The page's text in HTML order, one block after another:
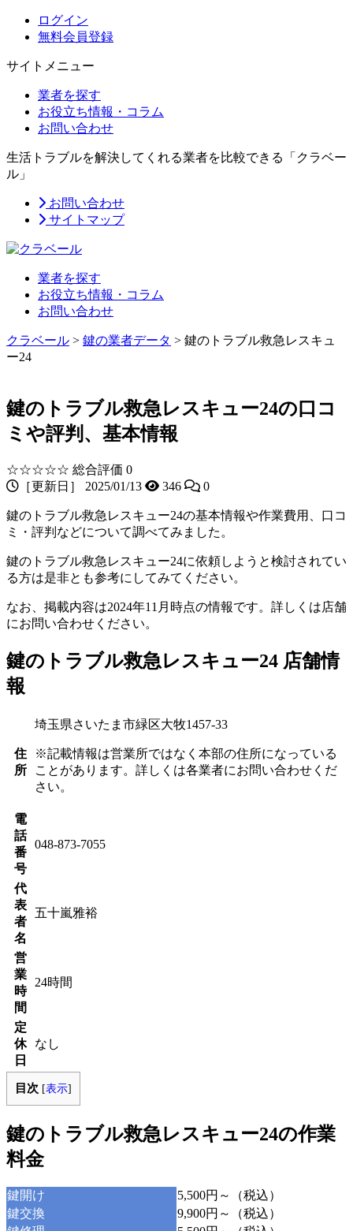
ログイン
無料会員登録
サイトメニュー
業者を探す
お役立ち情報・コラム
お問い合わせ
生活トラブルを解決してくれる業者を比較できる「クラベー
ル」
お問い合わせ
サイトマップ
業者を探す
お役立ち情報・コラム
お問い合わせ
クラベール > 鍵の業者データ > 鍵のトラブル救急レスキュ
ー24
鍵のトラブル救急レスキュー24の口コ
ミや評判、基本情報
☆☆☆☆☆ 総合評価 0
［更新日］ 2025/01/13
346 0
鍵のトラブル救急レスキュー24の基本情報や作業費用、口コ
ミ・評判などについて調べてみました。
鍵のトラブル救急レスキュー24に依頼しようと検討されてい
る方は是非とも参考にしてみてください。
なお、掲載内容は2024年11月時点の情報です。詳しくは店舗
にお問い合わせください。
鍵のトラブル救急レスキュー24 店舗情
報
住
所
埼玉県さいたま市緑区大牧1457-33
※記載情報は営業所ではなく本部の住所になっている
ことがあります。詳しくは各業者にお問い合わせくだ
さい。
電
話
番
号
048-873-7055
代
表
者
名
五十嵐雅裕
営
業
時
間
24時間
定
休
日
なし
目次 [表示]
鍵のトラブル救急レスキュー24の作業
料金
鍵開け
5,500円～（税込）
鍵交換
9,900円～（税込）